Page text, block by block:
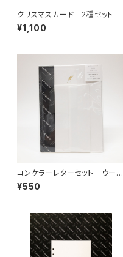
クリスマスカード 2種セット
¥1,100
コンケラーレターセット ウーブ
N
¥550